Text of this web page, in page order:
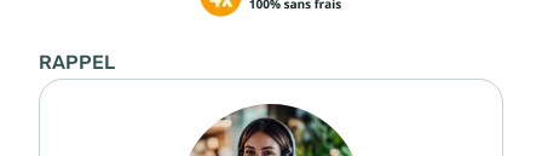
RAPPEL